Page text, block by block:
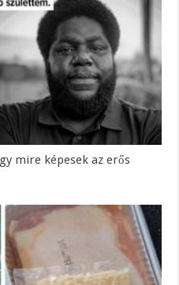
mire képesek az erős